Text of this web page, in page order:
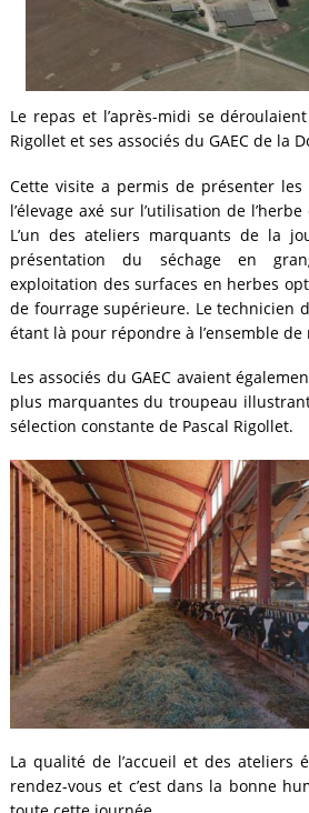
Le repas et l’après-midi se
Rigollet et ses associés du GAEC de la
Cette visite a permis de présenter
l’élevage axé sur l’utilisation de
L’un des ateliers marquants de la
présentation du séchage en
exploitation des surfaces en herbes
de fourrage supérieure. Le technicien
étant là pour répondre à l’ensemble de
Les associés du GAEC avaient
plus marquantes du troupeau
sélection constante de Pascal Rigollet.
La qualité de l’accueil et des ateliers
rendez-vous et c’est dans la bonne